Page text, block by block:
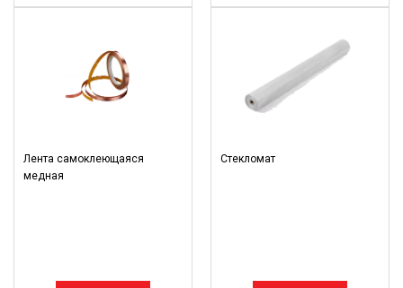
Лента самоклеющаяся
медная
Стекломат